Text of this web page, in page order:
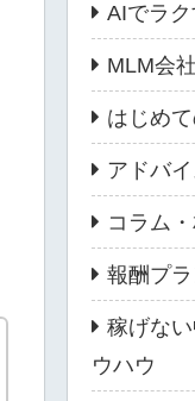
AIでラ
MLM会
はじめ
アドバ
コラム
報酬プ
稼げな
ウハウ